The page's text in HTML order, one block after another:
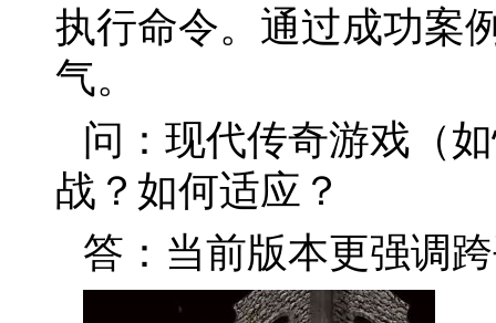
执行命令。通过成功案
气。
问：现代传奇游戏（
战？如何适应？
答：当前版本更强调